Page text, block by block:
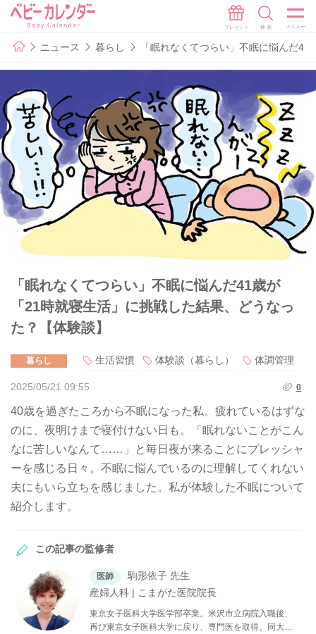
ニュース 暮らし 「眠れなくてつらい」不眠に悩んだ
「眠れなくてつらい」不眠に悩んだ41歳が
「21時就寝生活」に挑戦した結果、どうなっ
た？【体験談】
暮らし 生活習慣 体験談（暮らし） 体調管理
2025/05/21 09:55 0
40歳を過ぎたころから不眠になった私。疲れているはずな
のに、夜明けまで寝付けない日も。「眠れないことがこん
なに苦しいなんて……」と毎日夜が来ることにプレッシャ
ーを感じる日々。不眠に悩んでいるのに理解してくれない
夫にもいら立ちを感じました。私が体験した不眠について
紹介します。
この記事の監修者
医師
駒形依子 先生
産婦人科 | こまがた医院院長
東京女子医科大学医学部卒業。米沢市立病院入職後、
再び東京女子医科大学に戻り、専門医を取得。同大学